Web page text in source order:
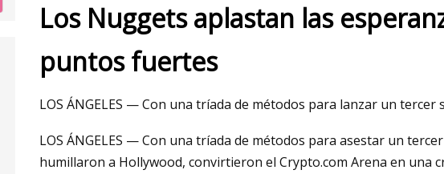
Mar 14, 2023 Mar 06, 2023
con unidades
Los Nuggets aplastan las
puntos fuertes
LOS ÁNGELES — Con una tríada de métodos para lanzar un tercer
LOS ÁNGELES — Con una tríada de métodos para asestar un
humillaron a Hollywood, convirtieron el Crypto.com Arena en una